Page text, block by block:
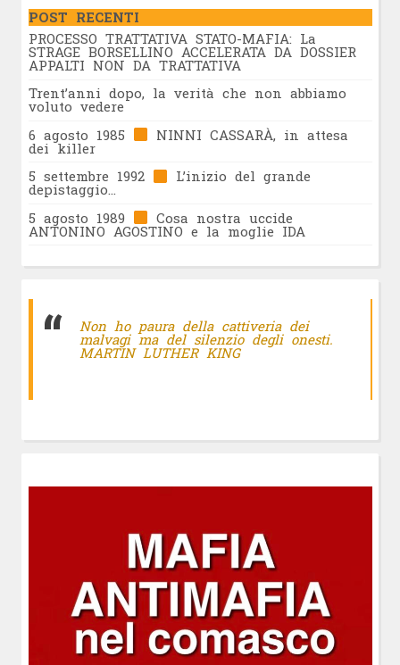
POST RECENTI
PROCESSO TRATTATIVA STATO-MAFIA: La
STRAGE BORSELLINO ACCELERATA DA DOSSIER
APPALTI NON DA TRATTATIVA
Trent’anni dopo, la verità che non abbiamo
voluto vedere
6 agosto 1985
NINNI CASSARÀ, in attesa
dei killer
5 settembre 1992
L’inizio del grande
depistaggio…
5 agosto 1989
Cosa nostra uccide
ANTONINO AGOSTINO e la moglie IDA
Non ho paura della cattiveria dei
malvagi ma del silenzio degli onesti.
MARTIN LUTHER KING